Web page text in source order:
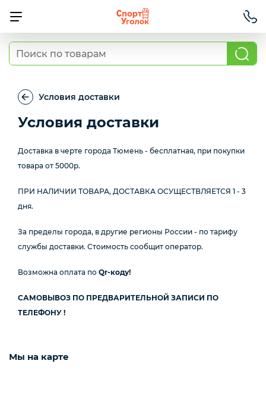
Детские спортивные комплексы для
Шведские стенки и навесное
оборудование
Навесное оборудование для ДСК
для ДСК
Условия доставки
Условия доставки
Доставка в черте города Тюмень - бесплатная, при покупки
товара от 5000р.
ПРИ НАЛИЧИИ ТОВАРА, ДОСТАВКА ОСУЩЕСТВЛЯЕТСЯ 1 - 3
дня.
За пределы города, в другие регионы России - по тарифу
службы доставки. Стоимость сообщит оператор.
Возможна оплата по Qr-коду!
САМОВЫВОЗ ПО ПРЕДВАРИТЕЛЬНОЙ ЗАПИСИ ПО
ТЕЛЕФОНУ !
Мы на карте